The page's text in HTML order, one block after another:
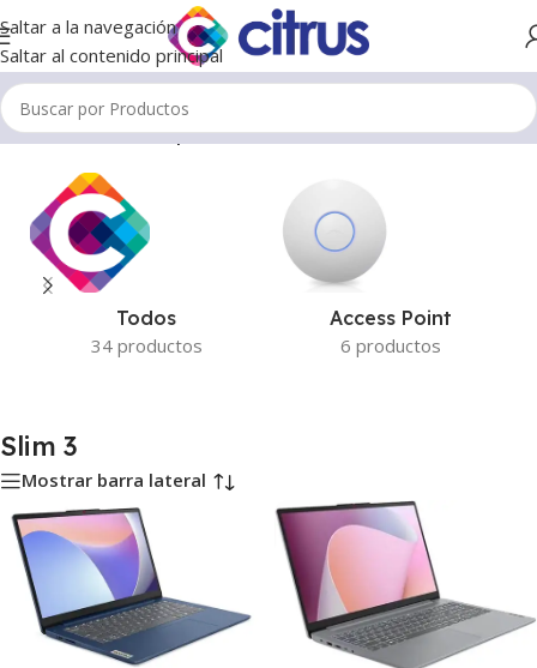
Saltar a la navegación
Saltar al contenido principal
Inicio/Productos etiquetados “Slim 3”
Todos
34 productos
Access Point
6 productos
Slim 3
Mostrar barra lateral